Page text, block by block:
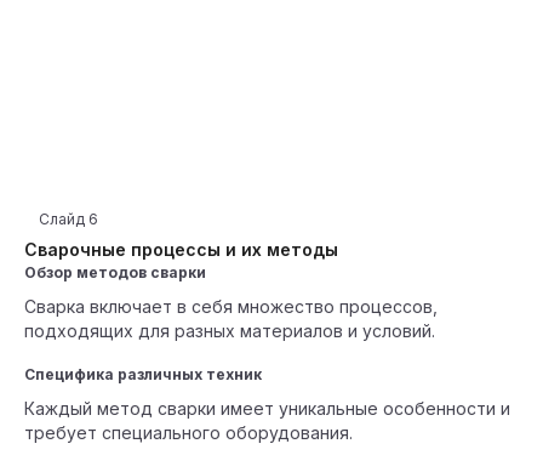
Сварочные процессы и их методы
Слайд 6
Обзор методов сварки
Сварка включает в себя множество процессов,
подходящих для разных материалов и условий.
Специфика различных техник
Каждый метод сварки имеет уникальные особенности и
требует специального оборудования.